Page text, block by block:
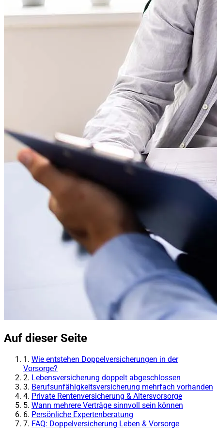
Auf dieser Seite
1. Wie entstehen Doppelversicherungen in der
Vorsorge?
2. Lebensversicherung doppelt abgeschlossen
3. Berufsunfähigkeitsversicherung mehrfach vorhanden
4. Private Rentenversicherung & Altersvorsorge
5. Wann mehrere Verträge sinnvoll sein können
6. Persönliche Expertenberatung
7. FAQ: Doppelversicherung Leben & Vorsorge